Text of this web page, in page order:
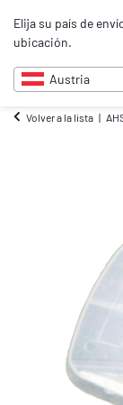
Elija su país de
ubicación.
Austria
Volver a la lista